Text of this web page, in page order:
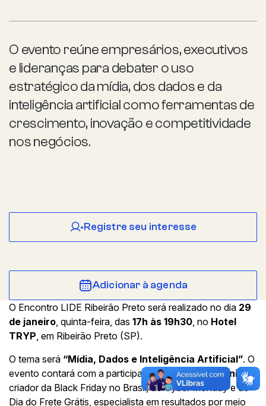
O evento reúne empresários, executivos
e lideranças para debater o uso
estratégico da mídia, dos dados e da
inteligência artificial como ferramentas de
crescimento, inovação e competitividade
nos negócios.
Registre seu interesse
Adicionar à agenda
O Encontro LIDE Ribeirão Preto será realizado no dia 29
de janeiro , quinta-feira, das 17h às 19h30 , no Hotel
TRYP , em Ribeirão Preto (SP).
O tema será “Mídia, Dados e Inteligência Artificial”. O
evento contará com a participação de Pedro Eugênio,
criador da Black Friday no Brasil, do Cyber Monday e do
Dia do Frete Grátis, especialista em resultados por meio